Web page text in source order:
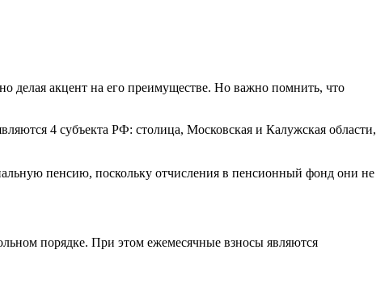
делая акцент на его преимуществе. Но важно помнить, что
4 субъекта РФ: столица, Московская и Калужская области,
пенсию, поскольку отчисления в пенсионный фонд они не
порядке. При этом ежемесячные взносы являются